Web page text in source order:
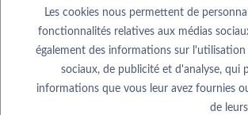
Les cookies nous permettent de
fonctionnalités relatives aux médias
également des informations sur
sociaux, de publicité et d'analyse, qui
informations que vous leur avez fournies
de